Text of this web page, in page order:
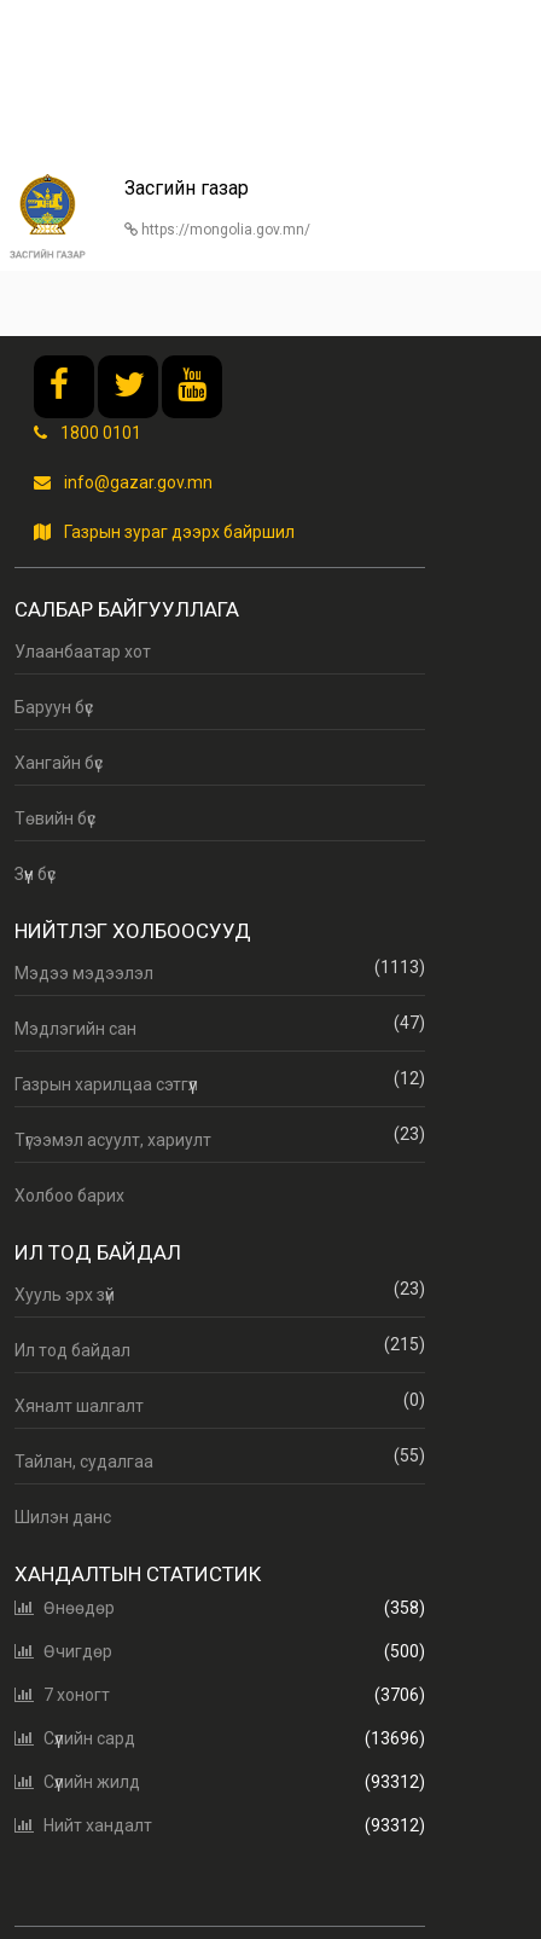
Засгийн газар
https://mongolia.gov.mn/
1800 0101
info@gazar.gov.mn
Газрын зураг дээрх байршил
САЛБАР БАЙГУУЛЛАГА
Улаанбаатар хот
Баруун бүс
Хангайн бүс
Төвийн бүс
Зүүн бүс
НИЙТЛЭГ ХОЛБООСУУД
Мэдээ мэдээлэл (1113)
Мэдлэгийн сан (47)
Газрын харилцаа сэтгүүл (12)
Түгээмэл асуулт, хариулт (23)
Холбоо барих
ИЛ ТОД БАЙДАЛ
Хууль эрх зүй (23)
Ил тод байдал (215)
Хяналт шалгалт (0)
Тайлан, судалгаа (55)
Шилэн данс
ХАНДАЛТЫН СТАТИСТИК
Өнөөдөр (358)
Өчигдөр (500)
7 хоногт (3706)
Сүүлийн сард (13696)
Сүүлийн жилд (93312)
Нийт хандалт (93312)